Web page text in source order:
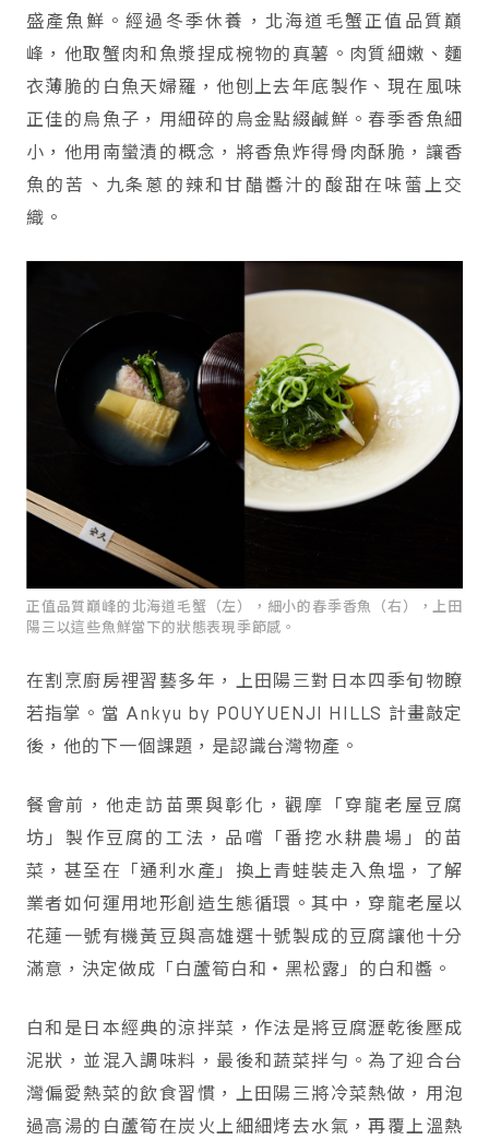
盛產魚鮮。經過冬季休養，北海道毛蟹正值品質巔
峰，他取蟹肉和魚漿捏成椀物的真薯。肉質細嫩、麵
衣薄脆的白魚天婦羅，他刨上去年底製作、現在風味
正佳的烏魚子，用細碎的烏金點綴鹹鮮。春季香魚細
小，他用南蠻漬的概念，將香魚炸得骨肉酥脆，讓香
魚的苦、九条蔥的辣和甘醋醬汁的酸甜在味蕾上交
織。
正值品質巔峰的北海道毛蟹（左），細小的春季香魚（右），上田
陽三以這些魚鮮當下的狀態表現季節感。
在割烹廚房裡習藝多年，上田陽三對日本四季旬物瞭
若指掌。當 Ankyu by POUYUENJI HILLS 計畫敲定
後，他的下一個課題，是認識台灣物產。
餐會前，他走訪苗栗與彰化，觀摩「穿龍老屋豆腐
坊」製作豆腐的工法，品嚐「番挖水耕農場」的苗
菜，甚至在「通利水產」換上青蛙裝走入魚塭，了解
業者如何運用地形創造生態循環。其中，穿龍老屋以
花蓮一號有機黃豆與高雄選十號製成的豆腐讓他十分
滿意，決定做成「白蘆筍白和・黑松露」的白和醬。
白和是日本經典的涼拌菜，作法是將豆腐瀝乾後壓成
泥狀，並混入調味料，最後和蔬菜拌勻。為了迎合台
灣偏愛熱菜的飲食習慣，上田陽三將冷菜熱做，用泡
過高湯的白蘆筍在炭火上細細烤去水氣，再覆上溫熱